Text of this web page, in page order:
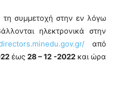
τη συμμετοχή στην εν λόγω
ηλεκτρονικά στην
από
έως28 – 12 -2022και ώρα